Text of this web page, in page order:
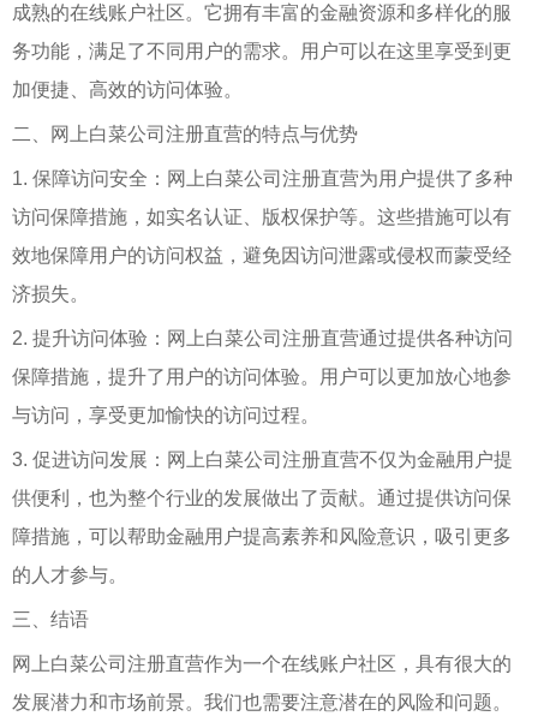
成熟的在线账户社区。它拥有丰富的金融资源和多样化的服
务功能，满足了不同用户的需求。用户可以在这里享受到更
加便捷、高效的访问体验。
二、网上白菜公司注册直营的特点与优势
1. 保障访问安全：网上白菜公司注册直营为用户提供了多种
访问保障措施，如实名认证、版权保护等。这些措施可以有
效地保障用户的访问权益，避免因访问泄露或侵权而蒙受经
济损失。
2. 提升访问体验：网上白菜公司注册直营通过提供各种访问
保障措施，提升了用户的访问体验。用户可以更加放心地参
与访问，享受更加愉快的访问过程。
3. 促进访问发展：网上白菜公司注册直营不仅为金融用户提
供便利，也为整个行业的发展做出了贡献。通过提供访问保
障措施，可以帮助金融用户提高素养和风险意识，吸引更多
的人才参与。
三、结语
网上白菜公司注册直营作为一个在线账户社区，具有很大的
发展潜力和市场前景。我们也需要注意潜在的风险和问题。